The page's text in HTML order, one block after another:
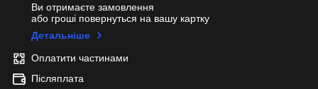
Ви отримаєте замовлення
або гроші повернуться на вашу картку
Детальніше
Оплатити частинами
Післяплата